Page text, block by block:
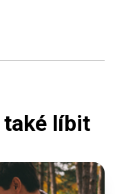
také líbit